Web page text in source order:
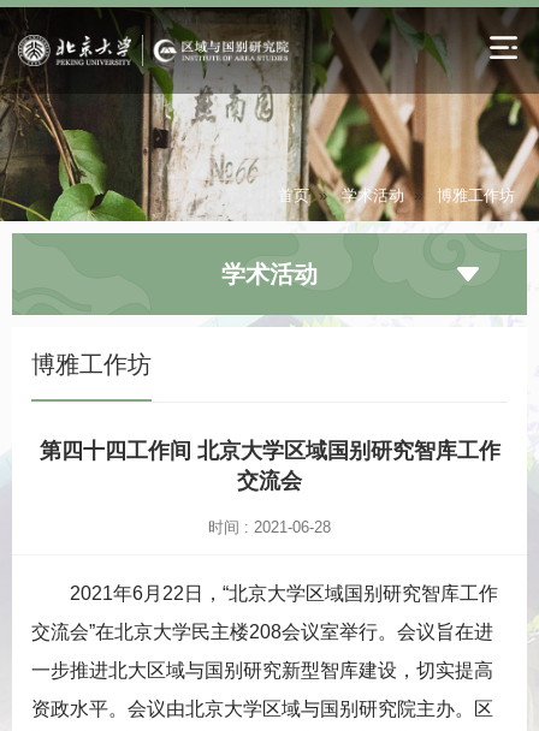
首页 » 学术活动 » 博雅工作坊
学术活动
博雅工作坊
第四十四工作间 北京大学区域国别研究智库工作
交流会
时间 : 2021-06-28
2021年6月22日，“北京大学区域国别研究智库工作
交流会”在北京大学民主楼208会议室举行。会议旨在进
一步推进北大区域与国别研究新型智库建设，切实提高
资政水平。会议由北京大学区域与国别研究院主办。区